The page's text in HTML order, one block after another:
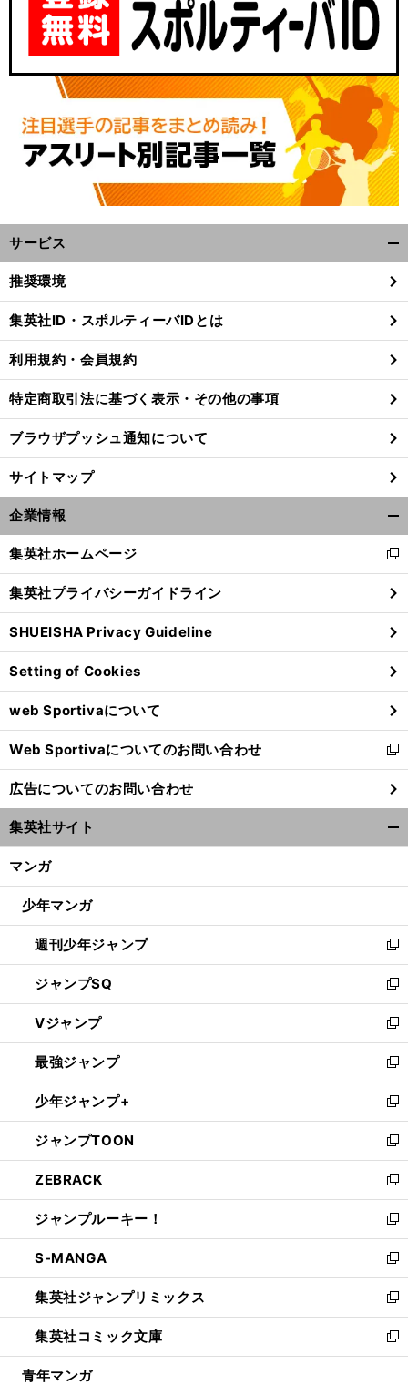
2
6
。
い
」
サービス
閉
る
推奨環境
集英社ID・スポルティーバIDとは
利用規約・会員規約
特定商取引法に基づく表示・その他の事項
ブラウザプッシュ通知について
サイトマップ
企業情報
閉
る
集英社ホームページ
新
し
い
ウ
ィ
ン
ド
ウ
で
開
く
集英社プライバシーガイドライン
SHUEISHA Privacy Guideline
Setting of Cookies
web Sportivaについて
Web Sportivaについてのお問い合わせ
新
し
い
ウ
ィ
ン
ウ
開
く
広告についてのお問い合わせ
集英社サイト
マンガ
少年マンガ
週刊少年ジャンプ
新
し
い
ウ
ィ
ン
ド
ウ
で
開
く
ジャンプSQ
新
し
い
ウ
ィ
ン
ド
ウ
で
開
く
Vジャンプ
新
し
い
ウ
ィ
ン
ド
ウ
で
開
く
最強ジャンプ
新
し
い
ウ
ィ
ン
ド
ウ
で
開
く
少年ジャンプ+
新
し
い
ウ
ィ
ン
ド
ウ
で
開
く
ジャンプTOON
新
し
い
ウ
ィ
ン
ド
ウ
で
開
く
ZEBRACK
新
し
い
ウ
ィ
ン
ド
ウ
で
開
ジャンプルーキー！
新
し
い
ウ
ィ
ン
ド
ウ
S-MANGA
新
し
い
ウ
ィ
ン
集英社ジャンプリミックス
新
し
い
ウ
集英社コミック文庫
新
し
青年マンガ